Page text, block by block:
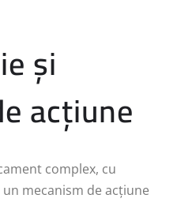
și
acțiune
complex, cu
mecanism de acțiune